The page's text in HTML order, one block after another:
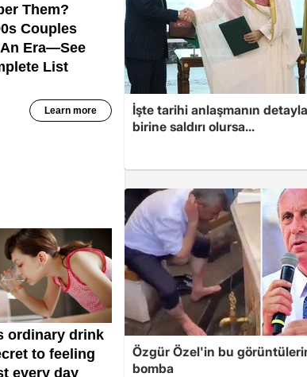
İşte tarihi anlaşmanın
birine saldırı olursa...
Özgür Özel'in bu
bomba